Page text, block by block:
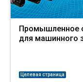
Промышленное
для машинного
Целевая страница